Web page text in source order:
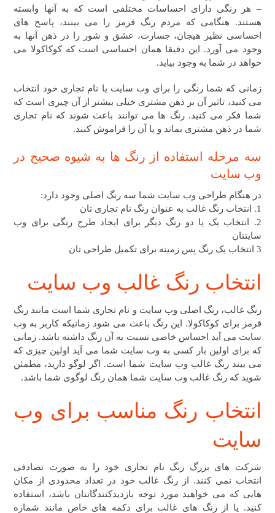
– هر رنگی دارای احساسات مختلفی است که به آنها وابسته
هستند. هنگامی که مردم رنگ قرمز را می بینند، پاسخ های
احساسی نظیر هیجان، جسارت، عشق و شور را در ذهن آنها به
وجود می آورد. این دقیقا همان احساسی است که کوکاکولا می
خواهد در شما به وجود بیاید.
زمانی که شما رنگی را برای وب سایت یا نام تجاری خود انتخاب
می کنید، تاثیر آن بر ذهن مشتری خیلی بیشتر از آن چیزی است که
شما فکر می کنید. رنگ ها می توانند باعث شوند که نام تجاری
شما در ذهن مشتری بماند و یا آن را فراموش کنند.
سه مرحله استفاده از رنگ ها به شیوه صحیح در
وب سایت
در هنگام طراحی وب سایت شما سه رنگ اصلی وجود دارد:
1. انتخاب رنگ غالب به عنوان رنگ نام تجاری تان
2. انتخاب یک یا دو رنگ دیگر برای ایجاد طرح رنگی برای وب
سایتتان
3 انتخاب یک رنگ پس زمینه برای تکمیل طراحی تان
انتخاب رنگ غالب وب سایت
رنگ غالب، رنگ اصلی وب سایت و نام تجاری شما است مانند رنگ
قرمز برای کوکاکولا. این رنگ باعث می شود زمانیکه کاربر به وب
سایت می آید احساس خاصی نسبت به آن رنگ داشته باشد. زمانی
که برای اولین بار کسی به وب سایت شما می آید اولین چیزی که
می بیند رنگ غالب وب سایت شما است. اگر لوگو دارید، مطمئن
شوید که رنگ غالب وب سایت شما همان رنگ لوگوی شما باشد.
انتخاب رنگ مناسب برای وب
سایت
شرکت های بزرگ رنگ نام تجاری خود را به صورت تصادفی
انتخاب نمی کنند. از رنگ غالب خود در تعداد محدودی از مکان
هایی که می خواهید مورد توجه بازدیدکنندگانتان باشد، استفاده
کنید. یا از رنگ های غالب برای دکمه های خاص مانند شماره